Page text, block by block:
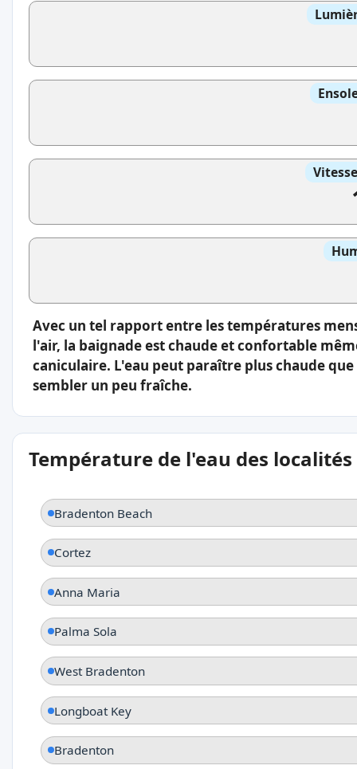
Avec un tel rapport entre les températures
l'air, la baignade est chaude et confortable
caniculaire. L'eau peut paraître plus chaude
sembler un peu fraîche.
Température de l'eau des
Bradenton Beach
Cortez
Anna Maria
Palma Sola
West Bradenton
Longboat Key
Bradenton